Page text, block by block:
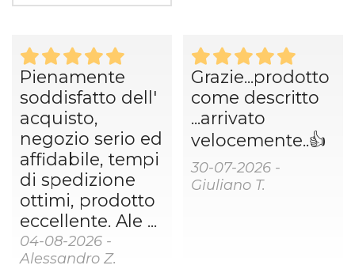
Pienamente
soddisfatto dell'
acquisto,
negozio serio ed
affidabile, tempi
di spedizione
ottimi, prodotto
eccellente. Ale ...
04-08-2026 -
Alessandro Z.
Grazie...prodotto
come descritto
...arrivato
velocemente..👍
30-07-2026 -
Giuliano T.